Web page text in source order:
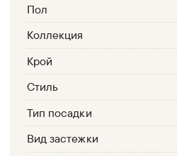
Пол
Коллекция
Крой
Стиль
Тип посадки
Вид застежки